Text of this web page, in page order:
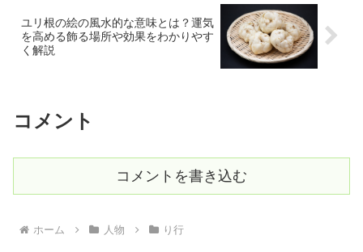
ユリ根の絵の風水的な意味とは？運気
を高める飾る場所や効果をわかりやす
く解説
コメント
コメントを書き込む
ホーム 人物 り行